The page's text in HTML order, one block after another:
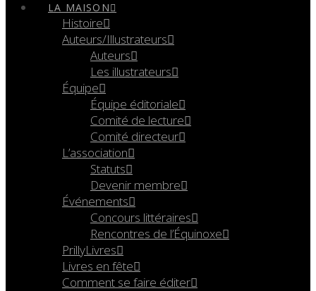
LA MAISON
Histoire
Auteurs/Illustrateurs
Auteurs
Les illustrateurs
Équipe
Équipe éditoriale
Comité de lecture
Comité directeur
L’association
Statuts
Devenir membre
Événements
Concours littéraires
Rencontres de l’Équinoxe
PrillyLivres
Livres en fête
Comment se faire éditer